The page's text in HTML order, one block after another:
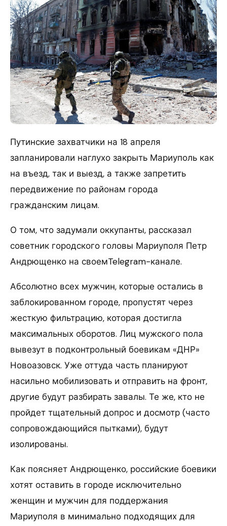
Путинские захватчики на 18 апреля
запланировали наглухо закрыть Мариуполь как
на въезд, так и выезд, а также запретить
передвижение по районам города
гражданским лицам.
О том, что задумали оккупанты, рассказал
советник городского головы Мариуполя Петр
Андрющенко на своемTelegram-канале.
Абсолютно всех мужчин, которые остались в
заблокированном городе, пропустят через
жесткую фильтрацию, которая достигла
максимальных оборотов. Лиц мужского пола
вывезут в подконтрольный боевикам «ДНР»
Новоазовск. Уже оттуда часть планируют
насильно мобилизовать и отправить на фронт,
другие будут разбирать завалы. Те же, кто не
пройдет тщательный допрос и досмотр (часто
сопровождающийся пытками), будут
изолированы.
Как поясняет Андрющенко, российские боевики
хотят оставить в городе исключительно
женщин и мужчин для поддержания
Мариуполя в минимально подходящих для